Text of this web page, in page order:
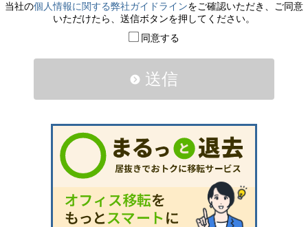
当社の個人情報に関する弊社ガイドラインをご確認いただき、ご同意
いただけたら、送信ボタンを押してください。
同意する
送信